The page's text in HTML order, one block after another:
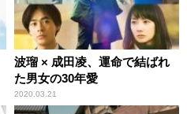
波瑠 × 成田凌、運命で結ばれ
た男女の30年愛
2020.03.21